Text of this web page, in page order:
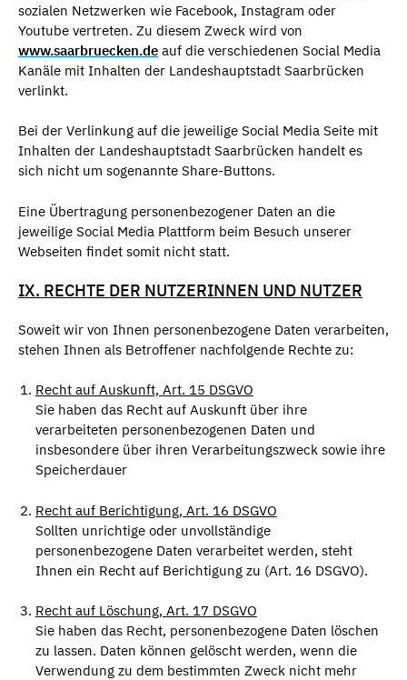
sozialen Netzwerken wie Facebook, Instagram oder
Youtube vertreten. Zu diesem Zweck wird von
www.saarbruecken.de auf die verschiedenen Social Media
Kanäle mit Inhalten der Landeshauptstadt Saarbrücken
verlinkt.
Bei der Verlinkung auf die jeweilige Social Media Seite mit
Inhalten der Landeshauptstadt Saarbrücken handelt es
sich nicht um sogenannte Share-Buttons.
Eine Übertragung personenbezogener Daten an die
jeweilige Social Media Plattform beim Besuch unserer
Webseiten findet somit nicht statt.
IX. RECHTE DER NUTZERINNEN UND NUTZER
Soweit wir von Ihnen personenbezogene Daten verarbeiten,
stehen Ihnen als Betroffener nachfolgende Rechte zu:
Recht auf Auskunft, Art. 15 DSGVO
Sie haben das Recht auf Auskunft über ihre
verarbeiteten personenbezogenen Daten und
insbesondere über ihren Verarbeitungszweck sowie ihre
Speicherdauer
Recht auf Berichtigung, Art. 16 DSGVO
Sollten unrichtige oder unvollständige
personenbezogene Daten verarbeitet werden, steht
Ihnen ein Recht auf Berichtigung zu (Art. 16 DSGVO).
Recht auf Löschung, Art. 17 DSGVO
Sie haben das Recht, personenbezogene Daten löschen
zu lassen. Daten können gelöscht werden, wenn die
Verwendung zu dem bestimmten Zweck nicht mehr